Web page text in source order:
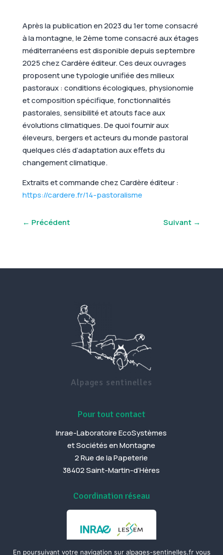
Après la publication en 2023 du 1er tome consacré
à la montagne, le 2ème tome consacré aux étages
méditerranéens est disponible depuis septembre
2025 chez Cardère éditeur. Ces deux ouvrages
proposent une typologie unifiée des milieux
pastoraux : conditions écologiques, physionomie
et composition spécifique, fonctionnalités
pastorales, sensibilité et atouts face aux
évolutions climatiques. De quoi fournir aux
éleveurs, bergers et acteurs du monde pastoral
quelques clés d’adaptation aux effets du
changement climatique.
Extraits et commande chez Cardère éditeur :
https://cardere.fr/14-pastoralisme
← Précédent Suivant →
Alpages sentinelles
Pour tout contact
Inrae-Laboratoire EcoSystèmes
et Sociétés en Montagne
2 Rue de la Papeterie
38402 Saint-Martin-d’Hères
Coordination réseau
En poursuivant votre navigation sur alpages-sentinelles.fr vous